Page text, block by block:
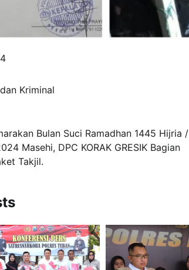
Kriminal
Bulan Suci Ramadhan 1445 Hijria /
Masehi, DPC KORAK GRESIK Bagian
Takjil.